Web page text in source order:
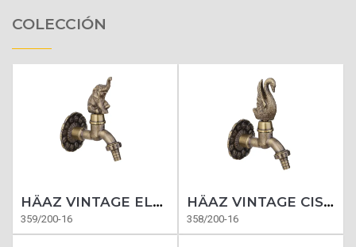
COLECCIÓN
HÄAZ VINTAGE ELEFANTE BRONCE
359/200-16
HÄAZ VINTAGE CISNE BRONCE
358/200-16